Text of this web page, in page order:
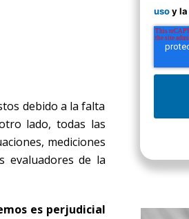
debido a la falta
lado, todas las
mediciones
evaluadores de la
es perjudicial
usoy la